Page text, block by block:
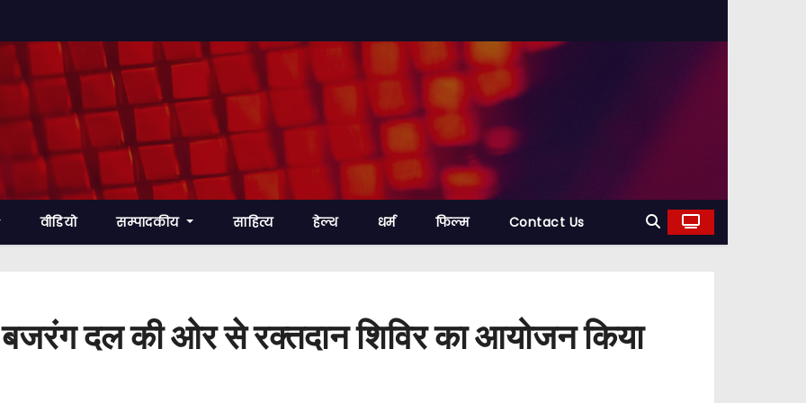
वीडियो सम्पादकीय साहित्य हेल्थ धर्म फिल्म Contact Us
बजरंग दल की ओर से रक्तदान शिविर का आयोजन किया